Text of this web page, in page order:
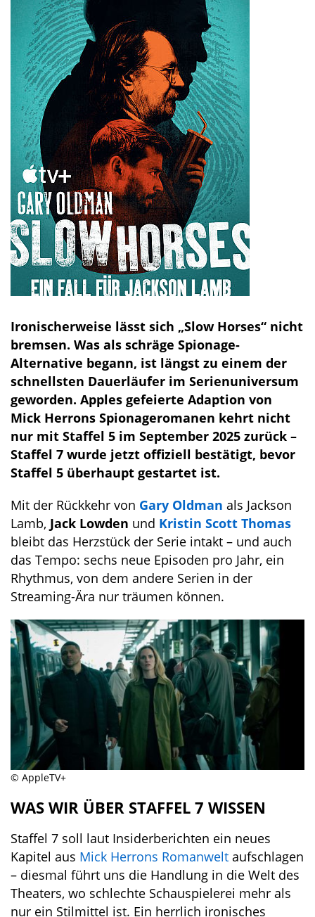
Ironischerweise lässt sich „Slow Horses“ nicht
bremsen. Was als schräge Spionage-
Alternative begann, ist längst zu einem der
schnellsten Dauerläufer im Serienuniversum
geworden. Apples gefeierte Adaption von
Mick Herrons Spionageromanen kehrt nicht
nur mit Staffel 5 im September 2025 zurück –
Staffel 7 wurde jetzt offiziell bestätigt, bevor
Staffel 5 überhaupt gestartet ist.
Mit der Rückkehr von Gary Oldman als Jackson
Lamb, Jack Lowden und Kristin Scott Thomas
bleibt das Herzstück der Serie intakt – und auch
das Tempo: sechs neue Episoden pro Jahr, ein
Rhythmus, von dem andere Serien in der
Streaming-Ära nur träumen können.
© AppleTV+
WAS WIR ÜBER STAFFEL 7 WISSEN
Staffel 7 soll laut Insiderberichten ein neues
Kapitel aus Mick Herrons Romanwelt aufschlagen
– diesmal führt uns die Handlung in die Welt des
Theaters, wo schlechte Schauspielerei mehr als
nur ein Stilmittel ist. Ein herrlich ironisches